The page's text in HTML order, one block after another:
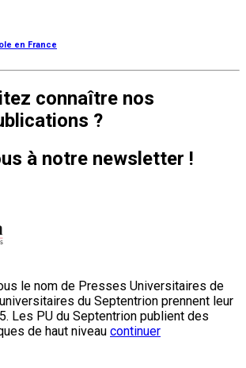
en France
connaître nos
?
à notre newsletter !
le nom de Presses Universitaires de
du Septentrion prennent leur
Les PU du Septentrion publient des
de haut niveau continuer